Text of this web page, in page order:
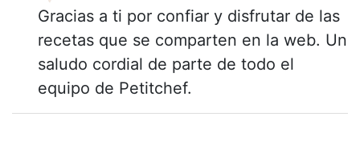
Gracias a ti por confiar y disfrutar de las
recetas que se comparten en la web. Un
saludo cordial de parte de todo el
equipo de Petitchef.